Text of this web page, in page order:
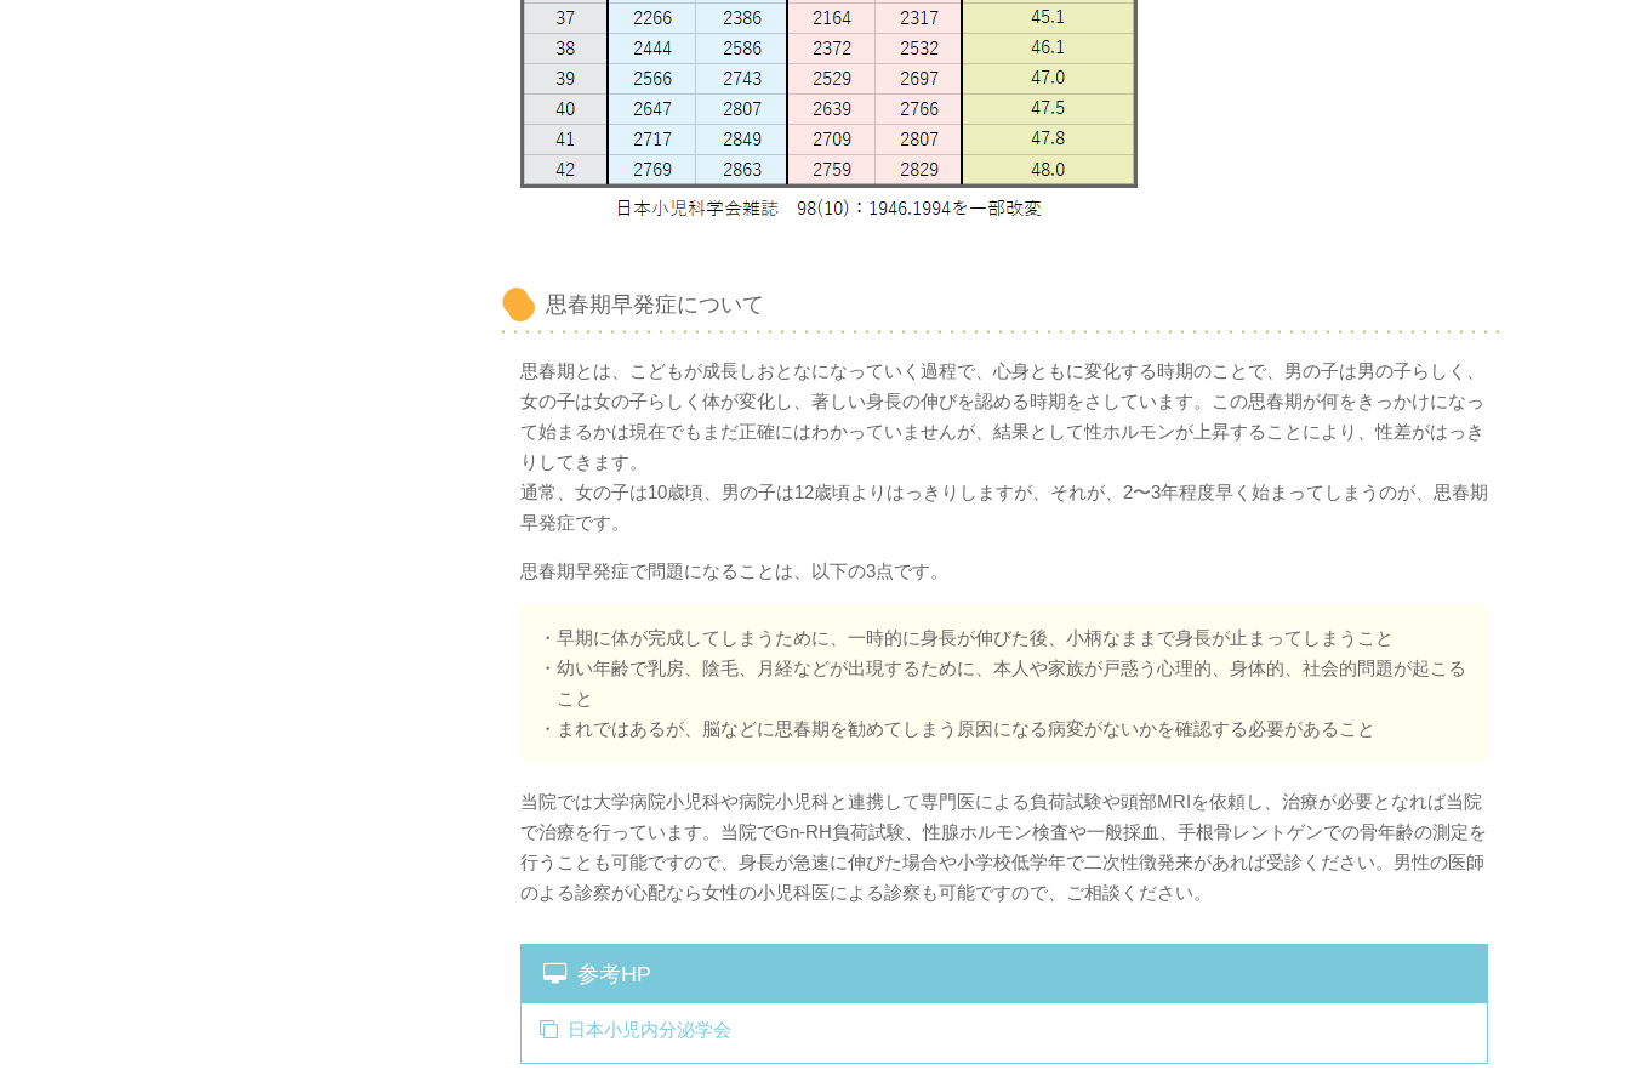
思春期早発症について
思春期とは、こどもが成長しおとなになっていく過程で、心身ともに変化する時期のことで、男の子は男の子らしく、
女の子は女の子らしく体が変化し、著しい身長の伸びを認める時期をさしています。この思春期が何をきっかけになっ
て始まるかは現在でもまだ正確にはわかっていませんが、結果として性ホルモンが上昇することにより、性差がはっき
りしてきます。
通常、女の子は10歳頃、男の子は12歳頃よりはっきりしますが、それが、2〜3年程度早く始まってしまうのが、思春期
早発症です。
思春期早発症で問題になることは、以下の3点です。
・早期に体が完成してしまうために、一時的に身長が伸びた後、小柄なままで身長が止まってしまうこと
・幼い年齢で乳房、陰毛、月経などが出現するために、本人や家族が戸惑う心理的、身体的、社会的問題が起こる
こと
・まれではあるが、脳などに思春期を勧めてしまう原因になる病変がないかを確認する必要があること
当院では大学病院小児科や病院小児科と連携して専門医による負荷試験や頭部MRIを依頼し、治療が必要となれば当院
で治療を行っています。当院でGn-RH負荷試験、性腺ホルモン検査や一般採血、手根骨レントゲンでの骨年齢の測定を
行うことも可能ですので、身長が急速に伸びた場合や小学校低学年で二次性徴発来があれば受診ください。男性の医師
のよる診察が心配なら女性の小児科医による診察も可能ですので、ご相談ください。
参考HP
日本小児内分泌学会